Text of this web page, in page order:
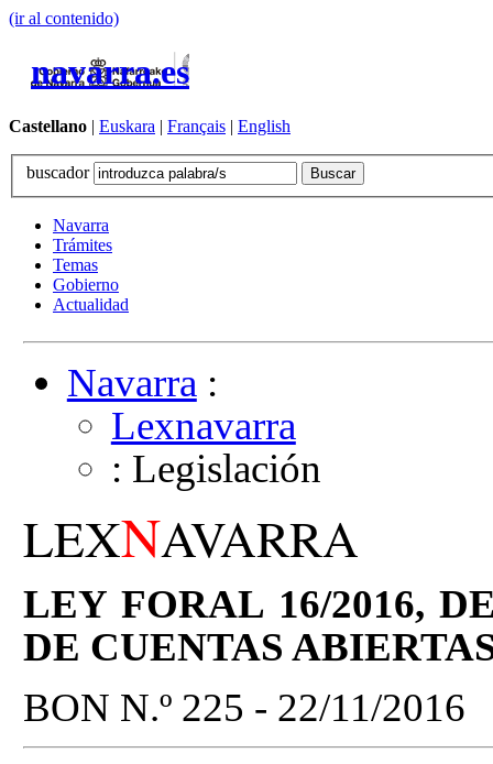
(ir al contenido)
navarra.es
Castellano | Euskara | Français | English
buscador
Navarra
Trámites
Temas
Gobierno
Actualidad
Navarra:
Lexnavarra
: Legislación
LEXNAVARRA
LEY FORAL 16/2016,
DE CUENTAS
BON N.º 225 - 22/11/2016